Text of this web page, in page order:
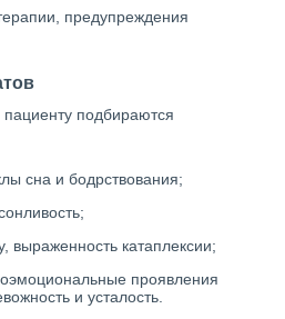
предупреждения
подбираются
сна и бодрствования;
выраженность катаплексии;
проявления
и усталость.